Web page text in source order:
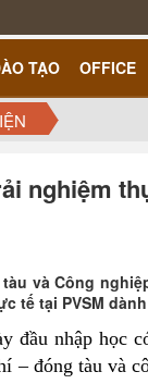
TẠO OFFICE
nghiệm
và Công
tế tại PVSM
đầu nhập học
đóng tàu và